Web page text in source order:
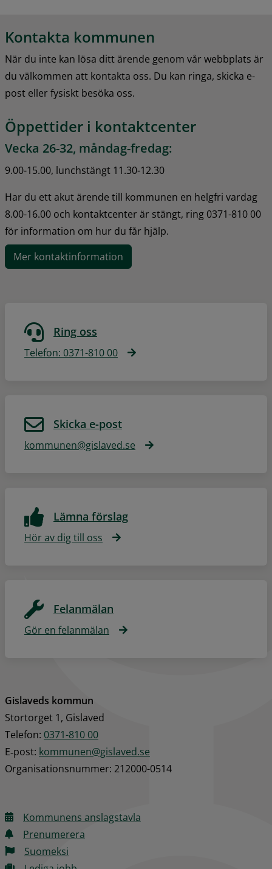
Kontakta kommunen
När du inte kan lösa ditt ärende genom vår webbplats är
du välkommen att kontakta oss. Du kan ringa, skicka e-
post eller fysiskt besöka oss.
Öppettider i kontaktcenter
Vecka 26-32, måndag-fredag:
9.00-15.00, lunchstängt 11.30-12.30
Har du ett akut ärende till kommunen en helgfri vardag
8.00-16.00 och kontaktcenter är stängt, ring 0371-810 00
för information om hur du får hjälp.
Mer kontaktinformation
Ring oss
Telefon: 0371-810 00
Skicka e-post
kommunen@gislaved.se
Lämna förslag
Hör av dig till oss
Felanmälan
Gör en felanmälan
Gislaveds kommun
Stortorget 1, Gislaved
Telefon: 0371-810 00
E‑post: kommunen@gislaved.se
Organisationsnummer: 212000-0514
Kommunens anslagstavla
Prenumerera
Suomeksi